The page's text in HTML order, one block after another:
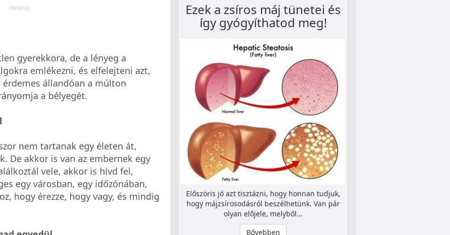
gyerekkora, de a lényeg a
emlékezni, és elfelejteni azt,
állandóan a múlton
a bélyegét.
nem tartanak egy életen át,
De akkor is van az embernek egy
vele, akkor is hívd fel,
egy városban, egy időzónában,
hogy érezze, hogy vagy, és mindig
Ezek a zsíros máj tünetei és
így gyógyíthatod meg!
Előszöris jó azt tisztázni, hogy honnan tudjuk,
hogy májzsírosodásról beszélhetünk. Van pár
olyan előjele, melyből…
Bővebben